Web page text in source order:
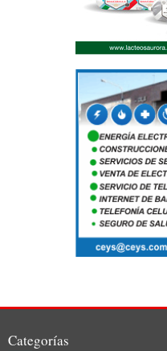
Categorías